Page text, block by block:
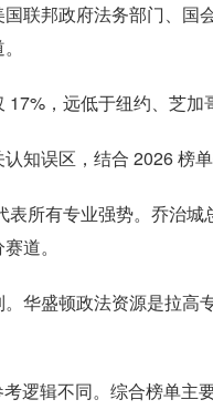
联邦政府法务部门、
，远低于纽约、芝加
知误区，结合 2026 榜单
表所有专业强势。乔治
道。
华盛顿政法资源是拉高
逻辑不同。综合榜单主